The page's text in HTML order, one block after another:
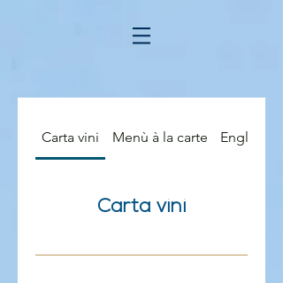
Carta vini Menù à la carte English
Carta vini